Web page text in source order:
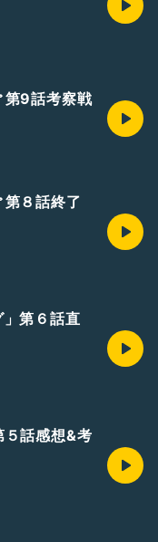
9話考察戦
８話終了
第６話直
話感想&考